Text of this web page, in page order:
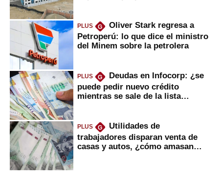
PLUS G
Oliver Stark regresa a
Petroperú: lo que dice el ministro
del Minem sobre la petrolera
PLUS G
Deudas en Infocorp: ¿se
puede pedir nuevo crédito
mientras se sale de la lista
PLUS G
Utilidades de
trabajadores disparan venta de
casas y autos, ¿cómo amasan